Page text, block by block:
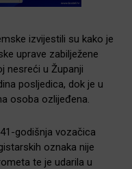
izvijestili su kako je
uprave zabilježene
nesreći u Županji
posljedica, dok je u
osoba ozlijeđena.
godišnja vozačica
oznaka nije
te je udarila u